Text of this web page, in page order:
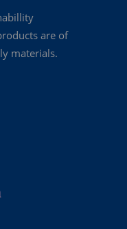
are of
materials.